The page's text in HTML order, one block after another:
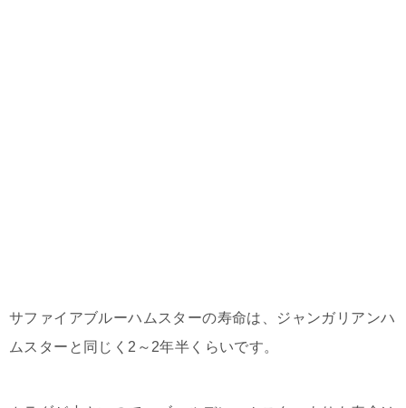
サファイアブルーハムスターの寿命は、ジャンガリアンハ
ムスターと同じく2～2年半くらいです。